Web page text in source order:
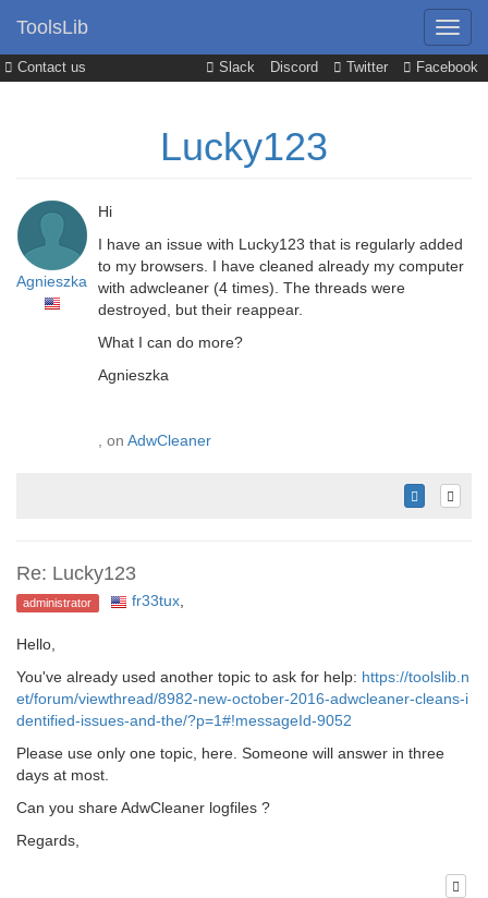
Contact us Slack Discord Twitter Facebook
ToolsLib
Lucky123
Agnieszka
Hi
I have an issue with Lucky123 that is regularly added
to my browsers. I have cleaned already my computer
with adwcleaner (4 times). The threads were
destroyed, but their reappear.
What I can do more?
Agnieszka
, on AdwCleaner
Re: Lucky123
administrator fr33tux,
Hello,
You've already used another topic to ask for help: https://toolslib.n
et/forum/viewthread/8982-new-october-2016-adwcleaner-cleans-i
dentified-issues-and-the/?p=1#!messageId-9052
Please use only one topic, here. Someone will answer in three
days at most.
Can you share AdwCleaner logfiles ?
Regards,